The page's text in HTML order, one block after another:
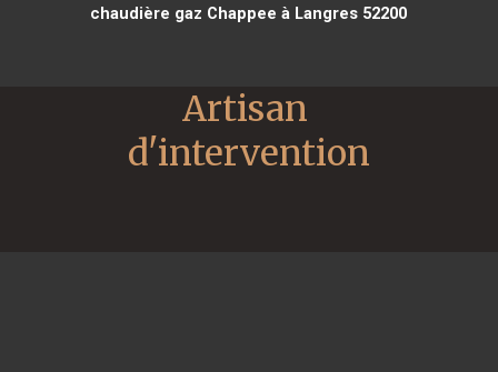
chaudière gaz Chappee à Langres 52200
Artisan
d'intervention